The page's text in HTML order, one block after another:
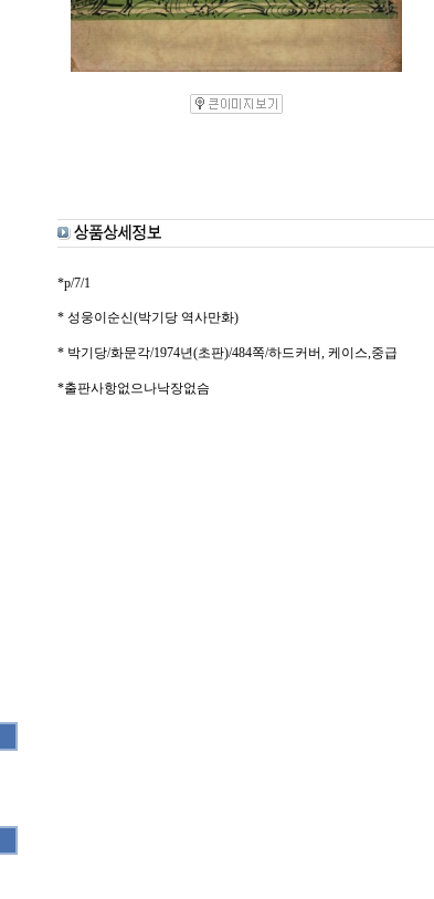
*p/7/1
* 성웅이순신(박기당 역사만화)
* 박기당/화문각/1974년(초판)/484쪽/하드커버, 케이스,중급
*출판사항없으나낙장없슴